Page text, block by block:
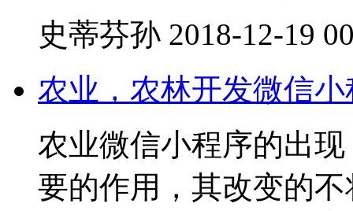
史蒂芬孙 2018-12-19
农业，农林开发微信
农业微信小程序的出
要的作用，其改变的